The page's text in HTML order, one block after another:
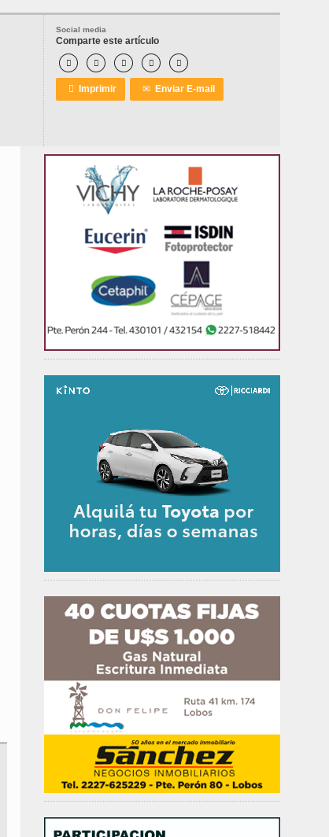
Social media
Comparte este artículo
    
 Imprimir ✉ Enviar E-mail